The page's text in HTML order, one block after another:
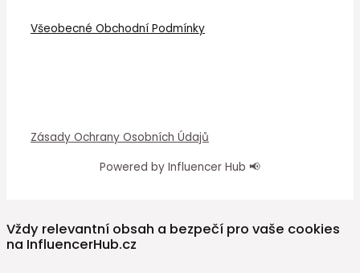
Všeobecné Obchodní Podmínky
Zásady Ochrany Osobních Údajů
Powered by Influencer Hub 📢
Vždy relevantní obsah a bezpečí pro vaše cookies
na InfluencerHub.cz